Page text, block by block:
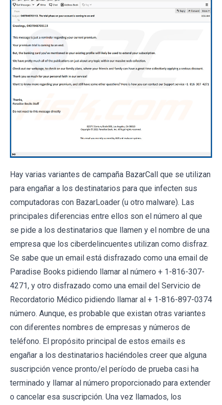
Hay varias variantes de campaña BazarCall que se utilizan
para engañar a los destinatarios para que infecten sus
computadoras con BazarLoader (u otro malware). Las
principales diferencias entre ellos son el número al que
se pide a los destinatarios que llamen y el nombre de una
empresa que los ciberdelincuentes utilizan como disfraz.
Se sabe que un email está disfrazado como una email de
Paradise Books pidiendo llamar al número + 1-816-307-
4271, y otro disfrazado como una email del Servicio de
Recordatorio Médico pidiendo llamar al + 1-816-897-0374
número. Aunque, es probable que existan otras variantes
con diferentes nombres de empresas y números de
teléfono. El propósito principal de estos emails es
engañar a los destinatarios haciéndoles creer que alguna
suscripción vence pronto/el período de prueba casi ha
terminado y llamar al número proporcionado para extender
o cancelar esa suscripción. Una vez llamados, los